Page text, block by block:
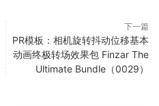
下一篇
PR模板：相机旋转抖动位移基本
动画终极转场效果包 Finzar The
Ultimate Bundle（0029）